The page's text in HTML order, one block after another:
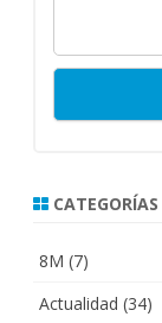
CATEGORÍAS
8M (7)
Actualidad (34)